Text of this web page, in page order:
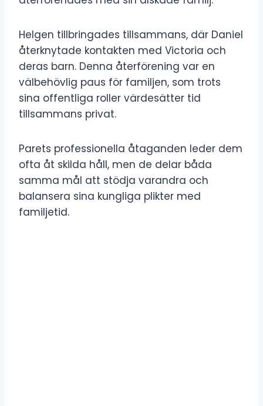
Helgen tillbringades tillsammans, där Daniel
återknytade kontakten med Victoria och
deras barn. Denna återförening var en
välbehövlig paus för familjen, som trots
sina offentliga roller värdesätter tid
tillsammans privat.
Parets professionella åtaganden leder dem
ofta åt skilda håll, men de delar båda
samma mål att stödja varandra och
balansera sina kungliga plikter med
familjetid.